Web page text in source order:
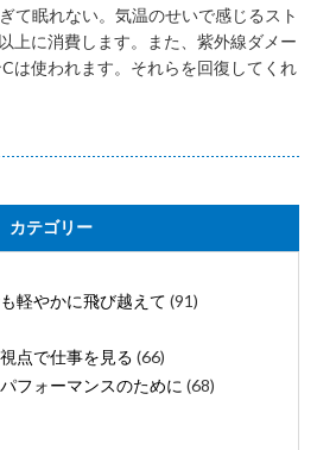
て眠れない。気温のせいで感じるスト
上に消費します。また、紫外線ダメー
は使われます。それらを回復してくれ
カテゴリー
軽やかに飛び越えて (91)
点で仕事を見る (66)
フォーマンスのために (68)